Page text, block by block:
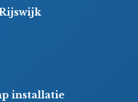
installatie